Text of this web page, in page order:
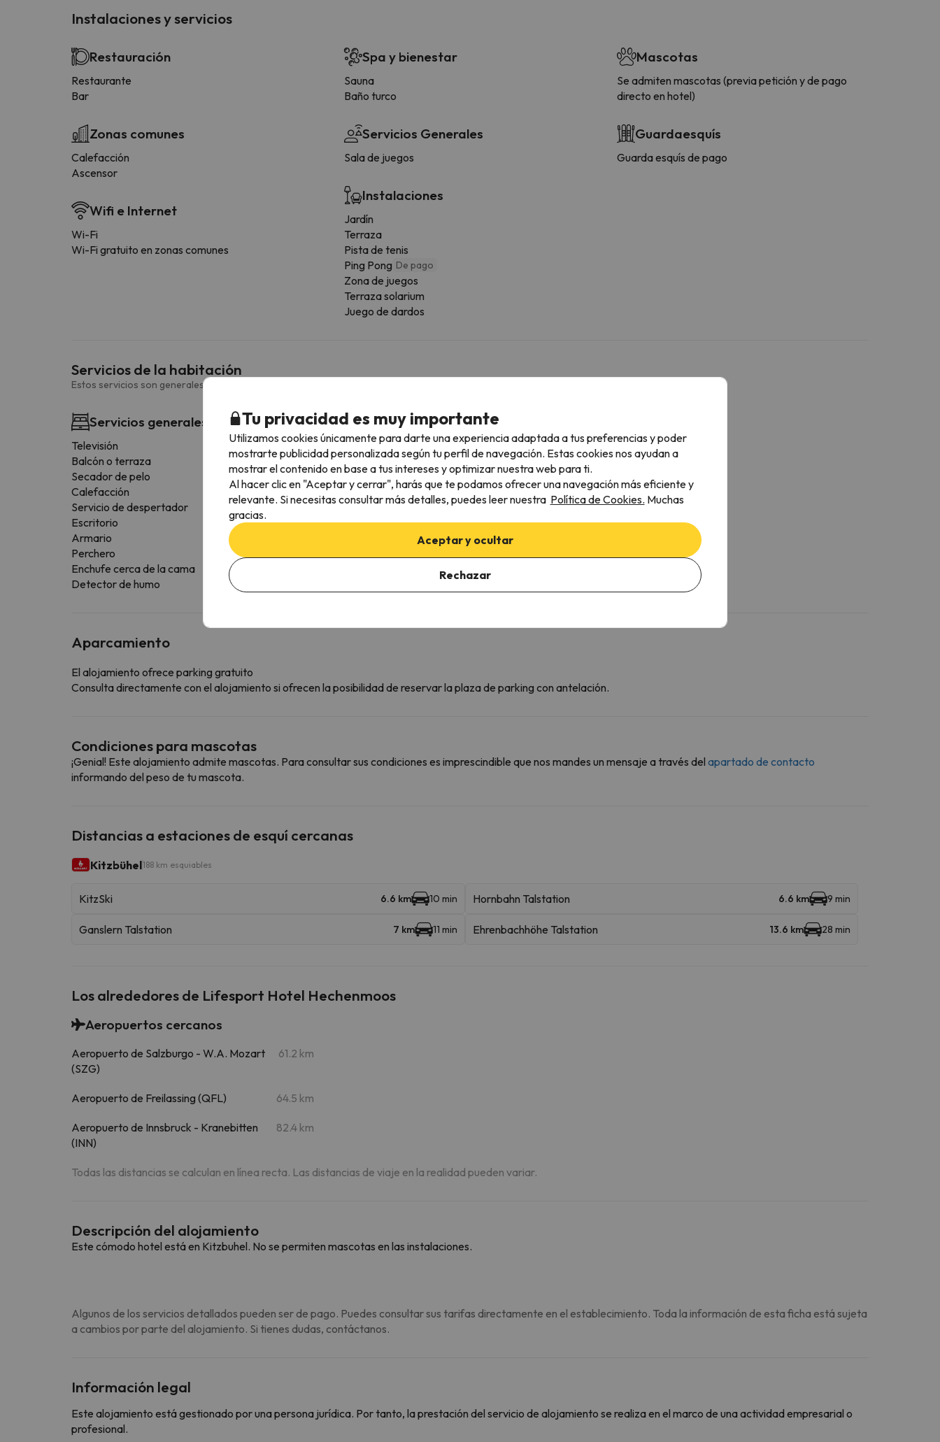
Instalaciones y servicios
Restauración
Restaurante
Bar
Zonas comunes
Calefacción
Ascensor
Wifi e Internet
Wi-Fi
Wi-Fi gratuito en zonas comunes
Spa y bienestar
Sauna
Baño turco
Servicios Generales
Sala de juegos
Instalaciones
Jardín
Terraza
Pista de tenis
Ping Pong De pago
Zona de juegos
Terraza solarium
Juego de dardos
Mascotas
Se admiten mascotas (previa petición y de pago
directo en hotel)
Guardaesquís
Guarda esquís de pago
Servicios de la habitación
Estos servicios son generales y pueden variar según la tipología de habitación.
Servicios generales habitación
Televisión
Balcón o terraza
Secador de pelo
Calefacción
Servicio de despertador
Escritorio
Armario
Perchero
Enchufe cerca de la cama
Detector de humo
Baño
WC
Ducha
Amenities
Ducha o bañera
Baño privado
Papel higiénico
Dispone de toallas
Aparcamiento
El alojamiento ofrece parking gratuito
Consulta directamente con el alojamiento si ofrecen la posibilidad de reservar la plaza de parking con antelación.
Condiciones para mascotas
¡Genial! Este alojamiento admite mascotas. Para consultar sus condiciones es imprescindible que nos mandes un mensaje a través del apartado de contacto
informando del peso de tu mascota.
Distancias a estaciones de esquí cercanas
Kitzbühel188 km esquiables
KitzSki 6.6 km 10 min Hornbahn Talstation 6.6 km 9 min
Ganslern Talstation 7 km 11 min Ehrenbachhöhe Talstation 13.6 km 28 min
Los alrededores de Lifesport Hotel Hechenmoos
Aeropuertos cercanos
Aeropuerto de Salzburgo - W.A. Mozart
(SZG)
61.2 km
Aeropuerto de Freilassing (QFL) 64.5 km
Aeropuerto de Innsbruck - Kranebitten
(INN)
82.4 km
Todas las distancias se calculan en línea recta. Las distancias de viaje en la realidad pueden variar.
Descripción del alojamiento
Este cómodo hotel está en Kitzbuhel. No se permiten mascotas en las instalaciones.
Algunos de los servicios detallados pueden ser de pago. Puedes consultar sus tarifas directamente en el establecimiento. Toda la información de esta ficha está sujeta
a cambios por parte del alojamiento. Si tienes dudas, contáctanos.
Información legal
Este alojamiento está gestionado por una persona jurídica. Por tanto, la prestación del servicio de alojamiento se realiza en el marco de una actividad empresarial o
profesional.
Tu privacidad es muy importante
Utilizamos cookies únicamente para darte una experiencia adaptada a tus preferencias y poder
mostrarte publicidad personalizada según tu perfil de navegación. Estas cookies nos ayudan a
mostrar el contenido en base a tus intereses y optimizar nuestra web para ti.
Al hacer clic en "Aceptar y cerrar", harás que te podamos ofrecer una navegación más eficiente y
relevante. Si necesitas consultar más detalles, puedes leer nuestra Política de Cookies. Muchas
gracias.
Aceptar y ocultar
Rechazar